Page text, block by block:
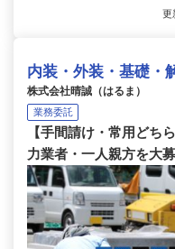
更
内装・外装・基礎・
株式会社晴誠（はるま）
業務委託
【手間請け・常用どち
力業者・一人親方を大